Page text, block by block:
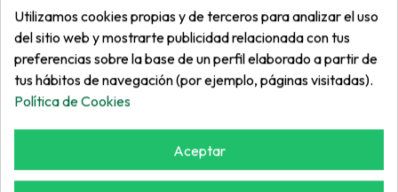
He leído y acepto la política de privacidad
Enviar
Utilizamos cookies propias y de terceros para analizar el uso
del sitio web y mostrarte publicidad relacionada con tus
preferencias sobre la base de un perfil elaborado a partir de
tus hábitos de navegación (por ejemplo, páginas visitadas).
Política de Cookies
Aceptar